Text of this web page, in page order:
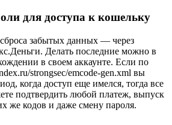
для доступа к кошельку
забытых данных — через
Делать последние можно в
в своем аккаунте. Если по
strongsec/emcode-gen.xml вы
когда доступ еще имелся, тогда все
подтвердить любой платеж, выпуск
же кодов и даже смену пароля.